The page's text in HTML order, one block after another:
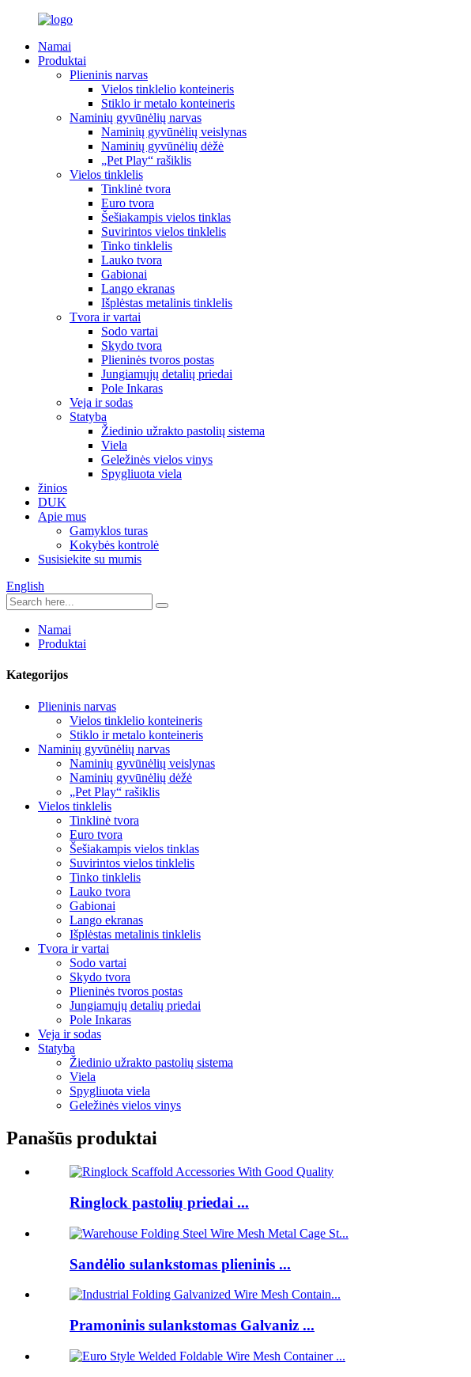
Namai
Produktai
Plieninis narvas
Vielos tinklelio konteineris
Stiklo ir metalo konteineris
Naminių gyvūnėlių narvas
Naminių gyvūnėlių veislynas
Naminių gyvūnėlių dėžė
„Pet Play“ rašiklis
Vielos tinklelis
Tinklinė tvora
Euro tvora
Šešiakampis vielos tinklas
Suvirintos vielos tinklelis
Tinko tinklelis
Lauko tvora
Gabionai
Lango ekranas
Išplėstas metalinis tinklelis
Tvora ir vartai
Sodo vartai
Skydo tvora
Plieninės tvoros postas
Jungiamųjų detalių priedai
Pole Inkaras
Veja ir sodas
Statyba
Žiedinio užrakto pastolių sistema
Viela
Geležinės vielos vinys
Spygliuota viela
žinios
DUK
Apie mus
Gamyklos turas
Kokybės kontrolė
Susisiekite su mumis
English
Namai
Produktai
Kategorijos
Plieninis narvas
Vielos tinklelio konteineris
Stiklo ir metalo konteineris
Naminių gyvūnėlių narvas
Naminių gyvūnėlių veislynas
Naminių gyvūnėlių dėžė
„Pet Play“ rašiklis
Vielos tinklelis
Tinklinė tvora
Euro tvora
Šešiakampis vielos tinklas
Suvirintos vielos tinklelis
Tinko tinklelis
Lauko tvora
Gabionai
Lango ekranas
Išplėstas metalinis tinklelis
Tvora ir vartai
Sodo vartai
Skydo tvora
Plieninės tvoros postas
Jungiamųjų detalių priedai
Pole Inkaras
Veja ir sodas
Statyba
Žiedinio užrakto pastolių sistema
Viela
Spygliuota viela
Geležinės vielos vinys
Panašūs produktai
Ringlock pastolių priedai ...
Sandėlio sulankstomas plieninis ...
Pramoninis sulankstomas Galvaniz ...